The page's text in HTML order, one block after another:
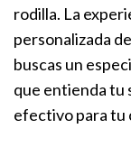
rodilla. La
personalizada
buscas un
que entienda tu
efectivo para tu